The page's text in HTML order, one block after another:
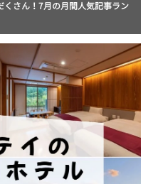
さん！7月の月間人気記事ラン